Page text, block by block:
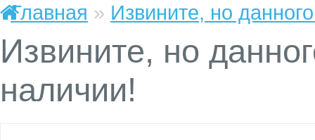
Главная » Извините, но
Извините, но
наличии!